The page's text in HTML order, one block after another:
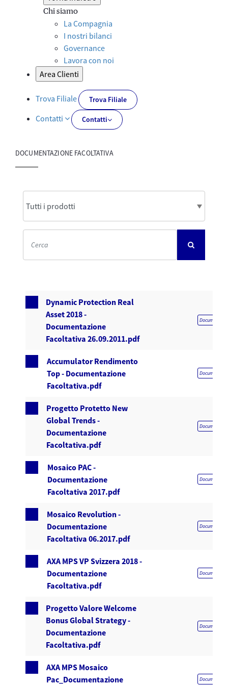
Chi siamo
La Compagnia
I nostri bilanci
Governance
Lavora con noi
Area Clienti
Trova Filiale Trova Filiale
Contatti Contatti
DOCUMENTAZIONE FACOLTATIVA
Dynamic Protection Real
Asset 2018 -
Documentazione
Facoltativa 26.09.2011.pdf
Accumulator Rendimento
Top - Documentazione
Facoltativa.pdf
Progetto Protetto New
Global Trends -
Documentazione
Facoltativa.pdf
Mosaico PAC -
Documentazione
Facoltativa 2017.pdf
Mosaico Revolution -
Documentazione
Facoltativa 06.2017.pdf
AXA MPS VP Svizzera 2018 -
Documentazione
Facoltativa.pdf
Progetto Valore Welcome
Bonus Global Strategy -
Documentazione
Facoltativa.pdf
AXA MPS Mosaico
Pac_Documentazione